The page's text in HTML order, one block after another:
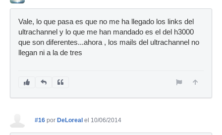
Vale, lo que pasa es que no me ha llegado los links del
ultrachannel y lo que me han mandado es el del h3000
que son diferentes...ahora , los mails del ultrachannel no
llegan ni a la de tres
#16 por DeLoreal el 10/06/2014